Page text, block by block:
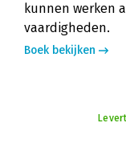
kunnen werken
vaardigheden.
Boek bekijken